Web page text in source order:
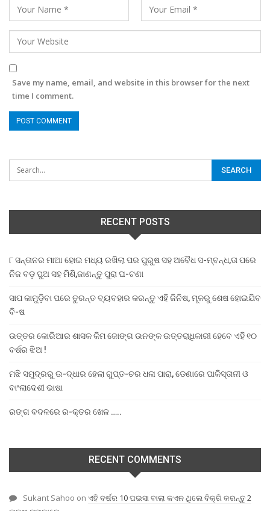
Save my name, email, and website in this browser for the next
time I comment.
RECENT POSTS
୮ ସନ୍ତାନର ମାଆ ହୋଇ ମଧ୍ୟ ରଖିଲା ପର ପୁରୁଷ ସହ ଅବୈଧ ସ-ମ୍ବନ୍ଧ,ତା ପରେ
ନିଜ ବଡ଼ ପୁଅ ସହ ମିଶି,ଜାଣନ୍ତୁ ପୁରା ଘ-ଟଣା
ସାପ କାମୁଡ଼ିବା ପରେ ତୁରନ୍ତ ବ୍ୟବହାର କରନ୍ତୁ ଏହି ଜିନିଷ, ମୂଳରୁ ଶେଷ ହୋଇଯିବ
ବି-ଷ
ଉତ୍ତର କୋରିଆର ଶାସକ କିମ ଜୋଙ୍ଗ ଉନଙ୍କ ଉତ୍ତରାଧିକାରୀ ହେବେ ଏହି ୧୦
ବର୍ଷର ଝିଅ !
ମଝି ସମୁଦ୍ରରୁ ଉ-ଦ୍ଧାର ହେଲା ଗୁପ୍ତ-ଚର ଧଳା ପାରା, ଡେଣାରେ ପାକିସ୍ତାନୀ ଓ
ବାଂଲାଦେଶୀ ଭାଷା
ରଙ୍ଗ ବଦଳରେ ର-କ୍ତର ଖେଳ …..
RECENT COMMENTS
Sukant Sahoo on ଏହି ବର୍ଷର 10 ପଇସା ବାଲା କଏନ ଥିଲେ ବିକ୍ରି କରନ୍ତୁ 2